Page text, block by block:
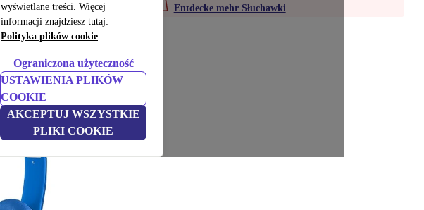
wyświetlane treści. Więcej
informacji znajdziesz tutaj:
Polityka plików cookie
Ograniczona użyteczność
USTAWIENIA PLIKÓW
COOKIE
AKCEPTUJ WSZYSTKIE
PLIKI COOKIE
Entdecke mehr Słuchawki